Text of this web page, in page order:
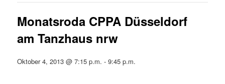
Monatsroda CPPA Düsseldorf
am Tanzhaus nrw
Oktober 4, 2013 @ 7:15 p.m. -9:45 p.m.